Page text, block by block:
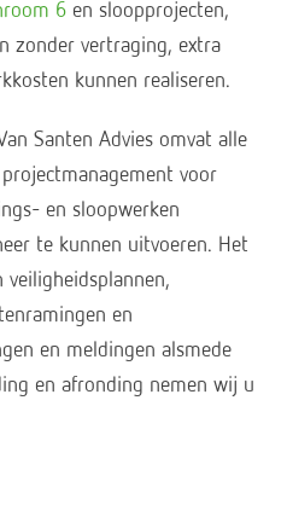
6 en sloopprojecten,
zonder vertraging, extra
kunnen realiseren.
Santen Advies omvat alle
voor
en sloopwerken
te kunnen uitvoeren. Het
veiligheidsplannen,
en
en meldingen alsmede
en afronding nemen wij u